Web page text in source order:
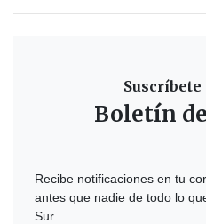
Boletín
Recibe notificaciones en tu
antes que nadie de todo lo
Sur.